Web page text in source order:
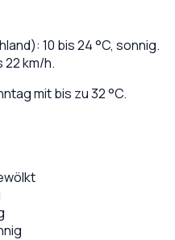
): 10 bis24°C, sonnig.
22km/h.
mit bis zu 32 °C.